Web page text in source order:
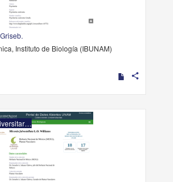
Instituto de Biología (IBUNAM)
share
Registro de colección universitaria